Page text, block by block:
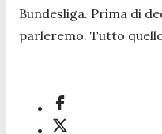
Bundesliga. Prima di
parleremo. Tutto